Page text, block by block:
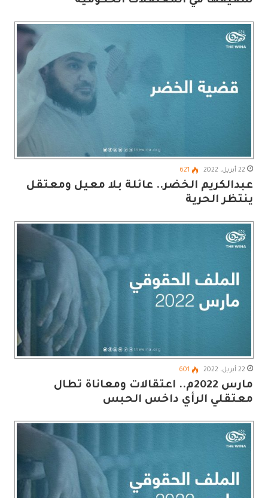
22 أبريل، 2022 621
عبدالكريم الخضر.. عائلة بلا معيل ومعتقل
ينتظر الحرية
22 أبريل، 2022 601
مارس 2022م.. اعتقالات ومعاناة تطال
معتقلي الرأي داخس الحبس